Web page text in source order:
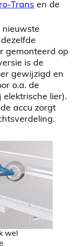
Trans en de
nieuwste
gemonteerd op
is de
gewijzigd en
o.a. de
lier).
accu zorgt
wel